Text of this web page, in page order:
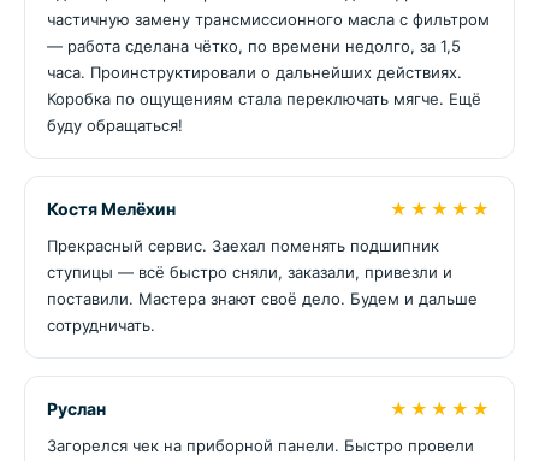
частичную замену трансмиссионного масла с фильтром
— работа сделана чётко, по времени недолго, за 1,5
часа. Проинструктировали о дальнейших действиях.
Коробка по ощущениям стала переключать мягче. Ещё
буду обращаться!
Костя Мелёхин ★★★★★
Прекрасный сервис. Заехал поменять подшипник
ступицы — всё быстро сняли, заказали, привезли и
поставили. Мастера знают своё дело. Будем и дальше
сотрудничать.
Руслан ★★★★★
Загорелся чек на приборной панели. Быстро провели